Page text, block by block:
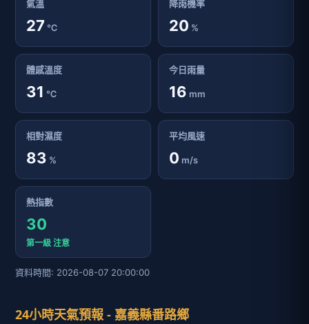
氣溫
27 ℃
降雨機率
20 %
體感溫度
31 ℃
今日雨量
16 mm
相對濕度
83 %
平均風速
0 m/s
熱指數
30
第一級 注意
資料時間: 2026-08-07 20:00:00
24小時天氣預報 - 嘉義縣番路鄉